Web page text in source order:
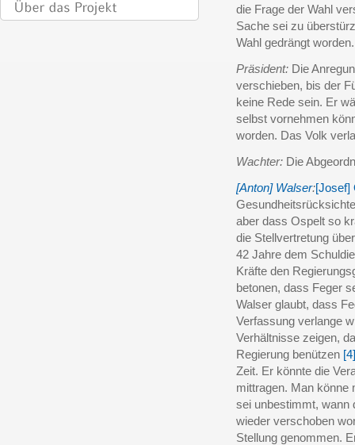
die Frage der Wahl
Sache sei zu
Wahl gedrängt worden.
Präsident: Die
verschieben, bis der
keine Rede sein. Er
selbst vornehmen
worden. Das Volk
Wachter: Die
[Anton] Walser:[Josef]
aber dass Ospelt so
die Stellvertretung
42 Jahre dem
Kräfte den
betonen, dass Feger
Walser glaubt, dass
Verfassung verlange
Verhältnisse zeigen,
Regierung benützen [4]
Zeit. Er könnte die
mittragen. Man könne
sei unbestimmt, wann
wieder verschoben
Stellung genommen.